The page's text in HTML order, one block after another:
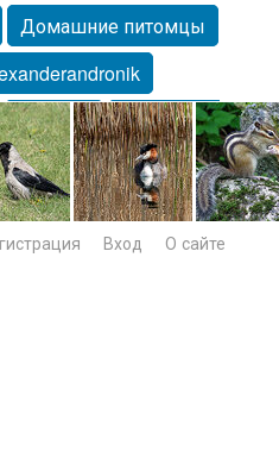
Домашние питомцы
Портрет
Домашние
Утка Самара
Лебеди
Вход О сайте